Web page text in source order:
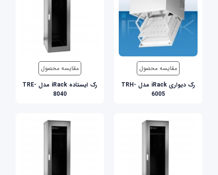
مقایسه محصول
رک دیواری iRack مدل TRH-
6005
مقایسه محصول
رک ایستاده iRack مدل TRE-
8040